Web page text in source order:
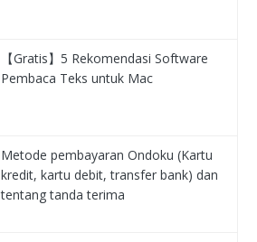
【Gratis】5 Rekomendasi Software
Pembaca Teks untuk Mac
Metode pembayaran Ondoku (Kartu
kredit, kartu debit, transfer bank) dan
tentang tanda terima